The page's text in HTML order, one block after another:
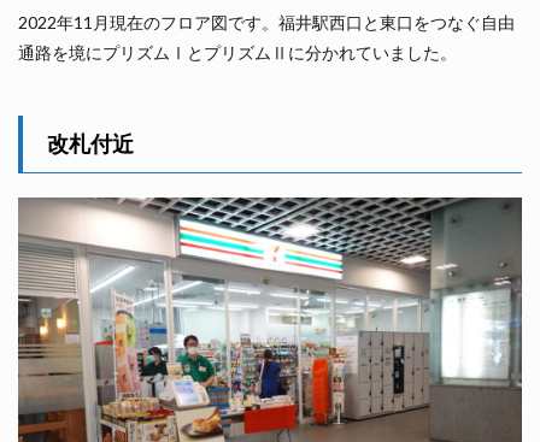
2022年11月現在のフロア図です。福井駅西口と東口をつなぐ自由
通路を境にプリズムⅠとプリズムⅡに分かれていました。
改札付近